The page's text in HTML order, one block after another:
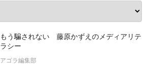
もう騙されない 藤原かずえのメディアリテ
ラシー
アゴラ編集部